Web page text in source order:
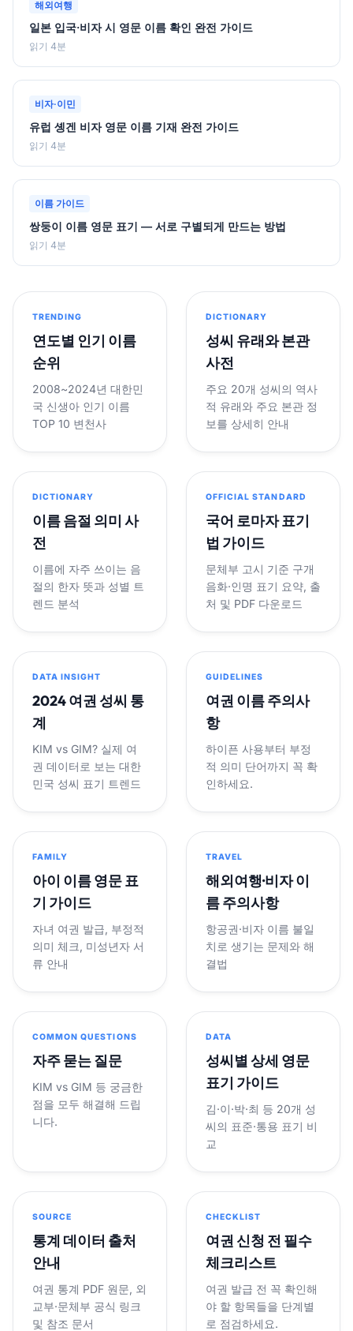
해외여행
일본 입국·비자 시 영문 이름 확인 완전 가이드
읽기 4분
비자·이민
유럽 솅겐 비자 영문 이름 기재 완전 가이드
읽기 4분
이름 가이드
쌍둥이 이름 영문 표기 — 서로 구별되게 만드는 방법
읽기 4분
TRENDING
연도별 인기 이름
순위
2008~2024년 대한민
국 신생아 인기 이름
TOP 10 변천사
DICTIONARY
성씨 유래와 본관
사전
주요 20개 성씨의 역사
적 유래와 주요 본관 정
보를 상세히 안내
DICTIONARY
이름 음절 의미 사
전
이름에 자주 쓰이는 음
절의 한자 뜻과 성별 트
렌드 분석
OFFICIAL STANDARD
국어 로마자 표기
법 가이드
문체부 고시 기준 구개
음화·인명 표기 요약, 출
처 및 PDF 다운로드
DATA INSIGHT
2024 여권 성씨 통
계
KIM vs GIM? 실제 여
권 데이터로 보는 대한
민국 성씨 표기 트렌드
GUIDELINES
여권 이름 주의사
항
하이픈 사용부터 부정
적 의미 단어까지 꼭 확
인하세요.
FAMILY
아이 이름 영문 표
기 가이드
자녀 여권 발급, 부정적
의미 체크, 미성년자 서
류 안내
TRAVEL
해외여행·비자 이
름 주의사항
항공권·비자 이름 불일
치로 생기는 문제와 해
결법
COMMON QUESTIONS
자주 묻는 질문
KIM vs GIM 등 궁금한
점을 모두 해결해 드립
니다.
DATA
성씨별 상세 영문
표기 가이드
김·이·박·최 등 20개 성
씨의 표준·통용 표기 비
교
SOURCE
통계 데이터 출처
안내
여권 통계 PDF 원문, 외
교부·문체부 공식 링크
및 참조 문서
CHECKLIST
여권 신청 전 필수
체크리스트
여권 발급 전 꼭 확인해
야 할 항목들을 단계별
로 점검하세요.